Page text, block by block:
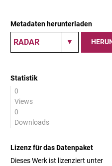
Metadaten herunterladen
Statistik
0
Views
0
Downloads
Lizenz für das Datenpaket
Dieses Werk ist lizenziert unter